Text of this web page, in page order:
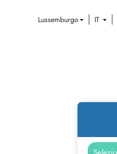
Lussemburgo IT